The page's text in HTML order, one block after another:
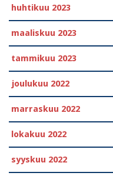
huhtikuu 2023
maaliskuu 2023
tammikuu 2023
joulukuu 2022
marraskuu 2022
lokakuu 2022
syyskuu 2022